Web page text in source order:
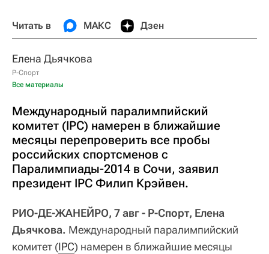
Читать в МАКС Дзен
Елена Дьячкова
Р-Спорт
Все материалы
Международный паралимпийский
комитет (IPC) намерен в ближайшие
месяцы перепроверить все пробы
российских спортсменов с
Паралимпиады-2014 в Сочи, заявил
президент IPC Филип Крэйвен.
РИО-ДЕ-ЖАНЕЙРО, 7 авг - Р-Спорт, Елена
Дьячкова. Международный паралимпийский
комитет (IPC) намерен в ближайшие месяцы